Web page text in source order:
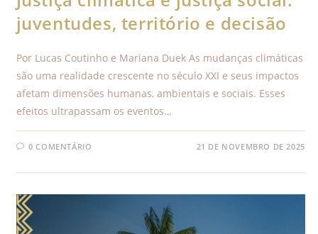
juventudes, território e decisão
Por Lucas Coutinho e Mariana Duek As mudanças climáticas
são uma realidade crescente no século XXI e seus impactos
afetam dimensões humanas, ambientais e sociais. Esses
efeitos ultrapassam os eventos…
0 COMENTÁRIO 21 DE NOVEMBRO DE 2025